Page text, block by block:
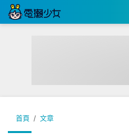
首頁 文章